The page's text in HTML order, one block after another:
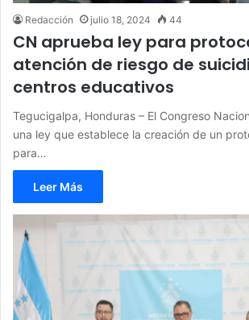
Redacción julio 18, 2024 44
CN aprueba ley para
atención de riesgo de
centros educativos
Tegucigalpa, Honduras – El Congreso
una ley que establece la creación de un
para…
Leer Más